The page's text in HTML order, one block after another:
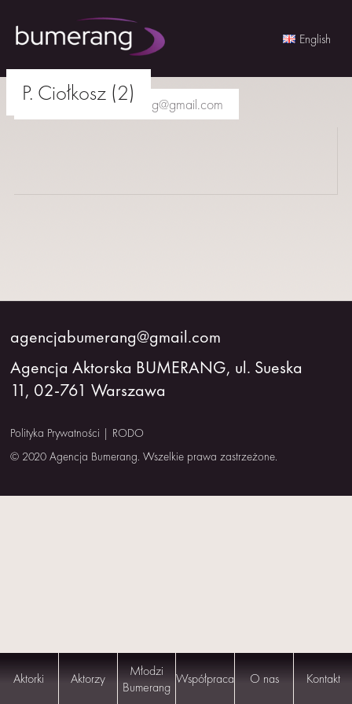
AKTORKI
WSPÓŁPRACA
O
NAS
Aktorki Aktorzy
Młodzi
Bumerang Współpraca O nas Kontakt
English
content
agencjabumerang@gmail.com
P. Ciołkosz (2)
agencjabumerang@gmail.com
Agencja Aktorska BUMERANG, ul. Sueska
11, 02-761 Warszawa
Polityka Prywatności | RODO
© 2020 Agencja Bumerang. Wszelkie prawa zastrzeżone.